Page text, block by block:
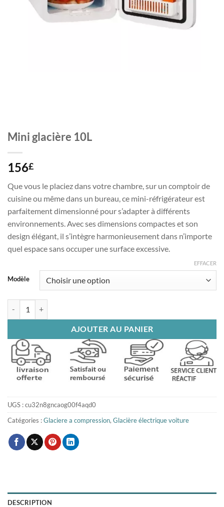
Mini glacière 10L
156£
Que vous le placiez dans votre chambre, sur un comptoir de
cuisine ou même dans un bureau, ce mini-réfrigérateur est
parfaitement dimensionné pour s’adapter à différents
environnements. Avec ses dimensions compactes et son
design élégant, il s’intègre harmonieusement dans n’importe
quel espace sans occuper une surface excessive.
Modèle
EFFACER
AJOUTER AU PANIER
UGS :cu32n8gncaog00f4aqd0
Catégories :Glaciere a compression, Glacière électrique voiture
DESCRIPTION